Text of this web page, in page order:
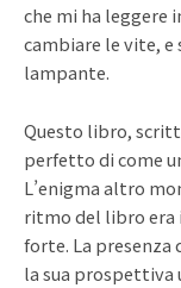
che mi ha leggere
cambiare le vite, e
lampante.
Questo libro,
perfetto di come
L’enigma altro
ritmo del libro era
forte. La presenza
la sua prospettiva